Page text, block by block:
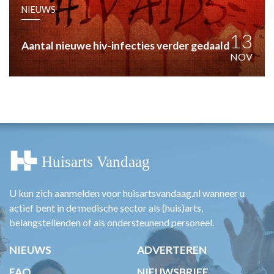
PRAKTIJKZAKEN
TARIEVEN
VPHUISARTSEN
MEDISCHE VAKHANDEL
NIEUWS
Aantal nieuwe hiv-infecties verder gedaald13
NOV
U kun zich aanmelden voor huisartsvandaag.nl wanneer u
actief bent in de medische sector als (huis)arts,
belangstellenden of als ondersteunend personeel.
NIEUWS
ADVERTEREN